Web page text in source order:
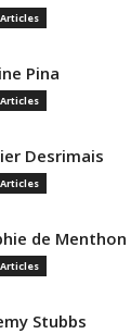
Articles
Pina
Articles
Desrimais
Articles
de Menthon
Articles
Stubbs